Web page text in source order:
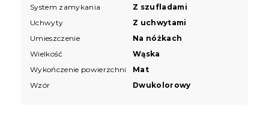
System zamykania
Z szufladami
Uchwyty
Z uchwytami
Umieszczenie
Na nóżkach
Wielkość
Wąska
Wykończenie powierzchni
Mat
Wzór
Dwukolorowy